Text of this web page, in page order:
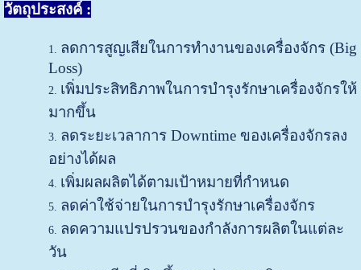
วัตถุประสงค์ :
ลดการสูญเสียในการทำงานของเครื่องจักร (Big
Loss)
เพิ่มประสิทธิภาพในการบำรุงรักษาเครื่องจักรให้
มากขึ้น
ลดระยะเวลาการ Downtime ของเครื่องจักรลง
อย่างได้ผล
เพิ่มผลผลิตได้ตามเป้าหมายที่กำหนด
ลดค่าใช้จ่ายในการบำรุงรักษาเครื่องจักร
ลดความแปรปรวนของกำลังการผลิตในแต่ละ
วัน